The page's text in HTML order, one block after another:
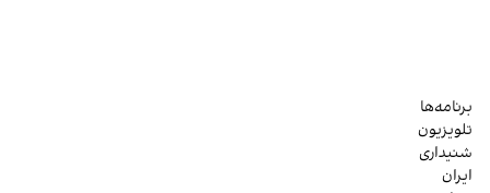
برنامه‌ها
تلویزیون
شنیداری
ایران